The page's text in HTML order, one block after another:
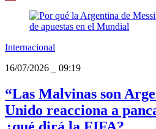
Internacional
16/07/2026
09:19
“Las Malvinas son
Unido reacciona a